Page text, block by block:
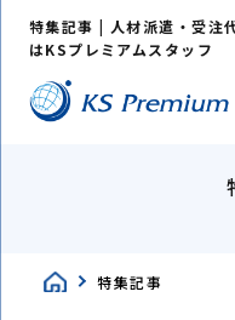
特集記事 | 人材派遣・受注
はKSプレミアムスタッフ
特集記事